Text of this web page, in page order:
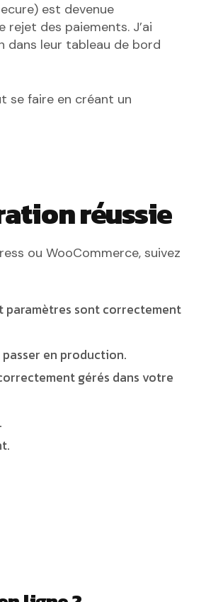
est devenue
des paiements. J’ai
dans leur tableau de bord
se faire en créant un
réussie
ou WooCommerce, suivez
paramètres sont correctement
en production.
gérés dans votre